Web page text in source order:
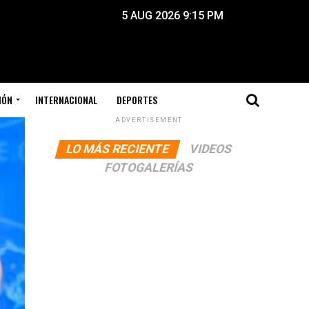
5 AUG 2026 9:15 PM
INTERNACIONAL DEPORTES
ADVERTISEMENT
LO MÁS RECIENTE
VIDEOS
FOTOGALERÍAS